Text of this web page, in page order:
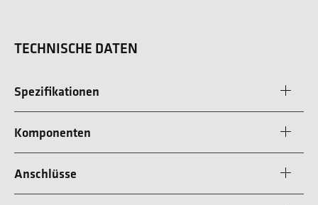
TECHNISCHE DATEN
Spezifikationen
Komponenten
Anschlüsse